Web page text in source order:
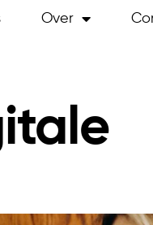
Over